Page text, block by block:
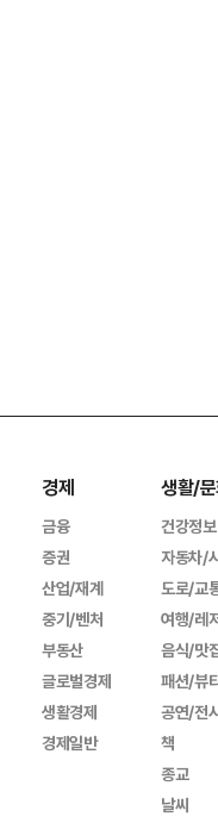
경제
금융
증권
산업/재계
중기/벤처
부동산
글로벌경제
생활경제
경제일반
생활/
건강정보
자동차/
도로/교
여행/레
음식/맛
패션/뷰
공연/전
책
종교
날씨